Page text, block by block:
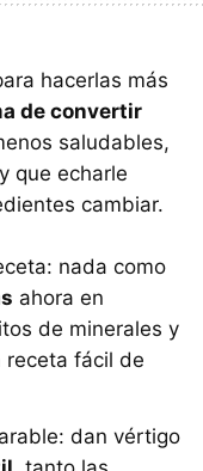
hacerlas más
de convertir
saludables,
que echarle
cambiar.
nada como
ahora en
de minerales y
receta fácil de
dan vértigo